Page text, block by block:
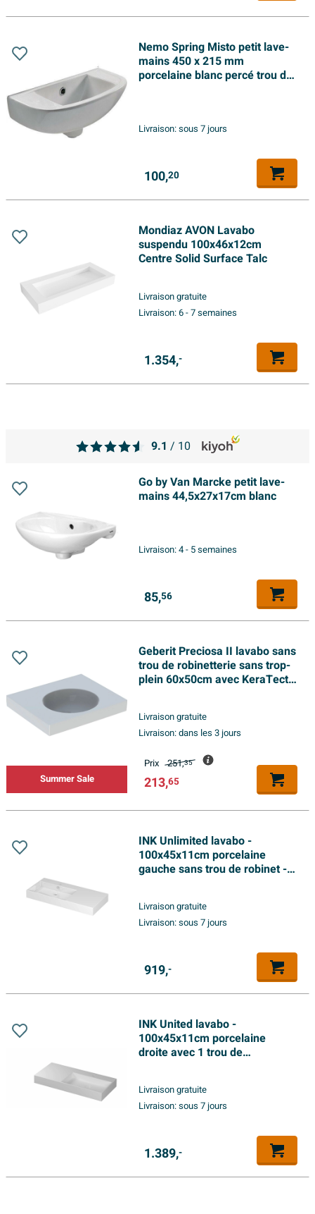
Nemo Spring Misto petit lave-
mains 450 x 215 mm
porcelaine blanc percé trou de
Livraison:sous 7 jours
100,20
Mondiaz AVON Lavabo
suspendu 100x46x12cm
Centre Solid Surface Talc
Livraison gratuite
Livraison:6 - 7 semaines
1.354,-
Go by Van Marcke petit lave-
mains 44,5x27x17cm blanc
Livraison:4 - 5 semaines
85,56
Summer Sale
Geberit Preciosa II lavabo sans
trou de robinetterie sans trop-
plein 60x50cm avec KeraTect
Livraison gratuite
Livraison:dans les 3 jours
Prix 251,35
213,65
INK Unlimited lavabo -
100x45x11cm porcelaine
gauche sans trou de robinet -
Livraison gratuite
Livraison:sous 7 jours
919,-
INK United lavabo -
100x45x11cm porcelaine
droite avec 1 trou de
plein caché - blanc mat
Livraison gratuite
Livraison:sous 7 jours
1.389,-
9.1 / 10